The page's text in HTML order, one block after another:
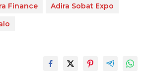
Finance
Adira Sobat Expo